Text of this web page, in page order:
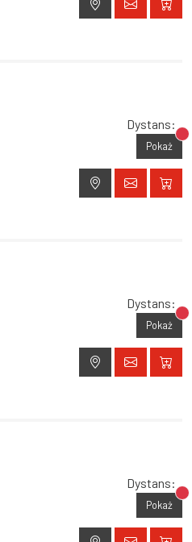
Dystans:
Pokaż
Dystans:
Pokaż
Dystans:
Pokaż